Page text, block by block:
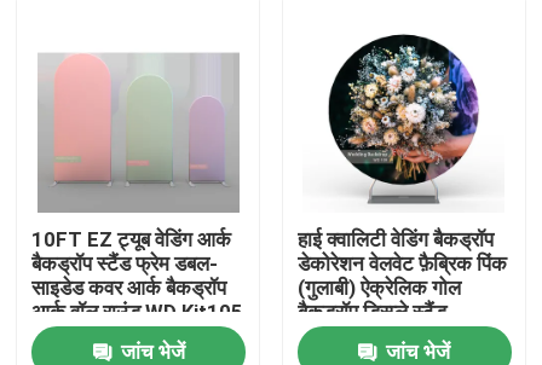
10FT EZ ट्यूब वेडिंग आर्क
बैकड्रॉप स्टैंड फ्रेम डबल-
साइडेड कवर आर्क बैकड्रॉप
आर्क वॉल राउंड WD Kit105
जांच भेजें
हाई क्वालिटी वेडिंग बैकड्रॉप
डेकोरेशन वेलवेट फ़ैब्रिक पिंक
(गुलाबी) ऐक्रेलिक गोल
बैकड्रॉप डिस्प्ले स्टैंड
जांच भेजें